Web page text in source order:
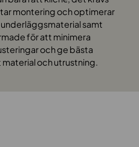
montering och optimerar
samt
för att minimera
och ge bästa
och utrustning.